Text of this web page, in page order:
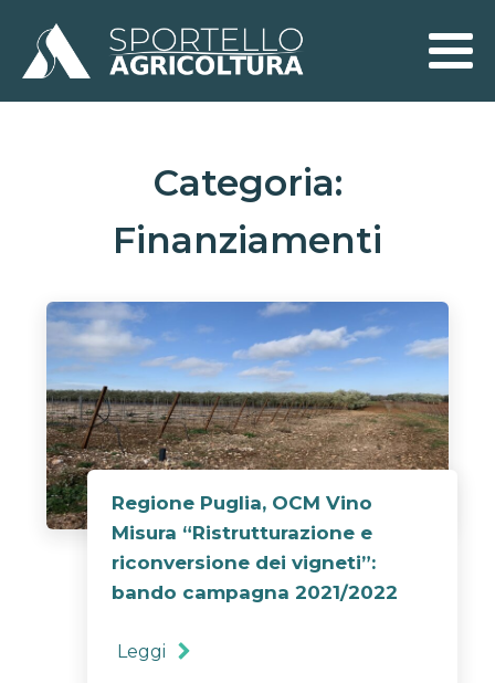
Categoria:
Finanziamenti
Regione Puglia, OCM Vino
Misura “Ristrutturazione e
riconversione dei vigneti”:
bando campagna 2021/2022
Leggi